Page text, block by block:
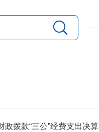
拨款“三公”经费支出决算